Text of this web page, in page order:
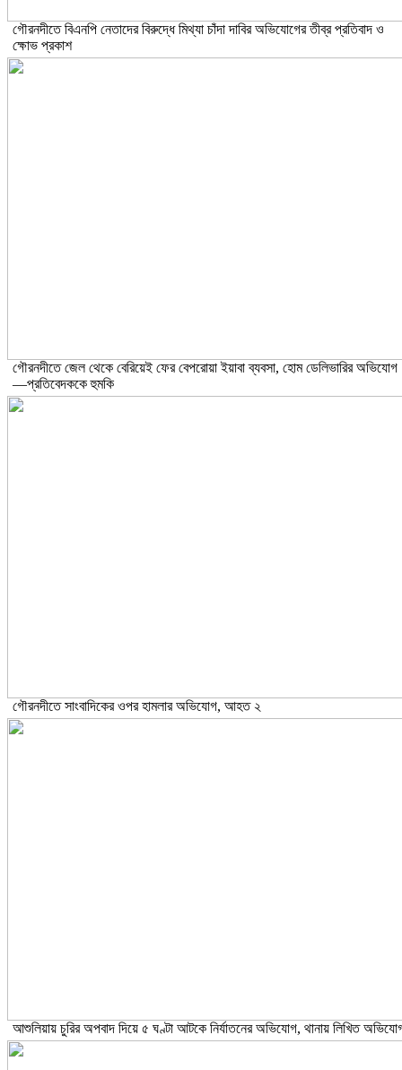
গৌরনদীতে বিএনপি নেতাদের বিরুদ্ধে মিথ্যা চাঁদা দাবির অভিযোগের তীব্র প্রতিবাদ ও
ক্ষোভ প্রকাশ
গৌরনদীতে জেল থেকে বেরিয়েই ফের বেপরোয়া ইয়াবা ব্যবসা, হোম ডেলিভারির অভিযোগ
—প্রতিবেদককে হুমকি
গৌরনদীতে সাংবাদিকের ওপর হামলার অভিযোগ, আহত ২
আশুলিয়ায় চুরির অপবাদ দিয়ে ৫ ঘণ্টা আটকে নির্যাতনের অভিযোগ, থানায় লিখিত